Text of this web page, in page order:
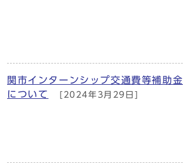
関市インターンシップ交通費等補助金
について
[2024年3月29日]